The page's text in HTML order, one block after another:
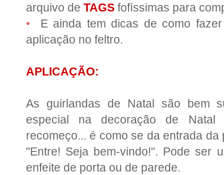
arquivo de TAGS fofíssimas para
•
E ainda tem dicas de como
aplicação no feltro.
APLICAÇÃO:
As guirlandas de Natal são bem
especial na decoração de Natal
recomeço... é como se da entrada
"Entre! Seja bem-vindo!". Pode ser
enfeite de porta ou de parede.